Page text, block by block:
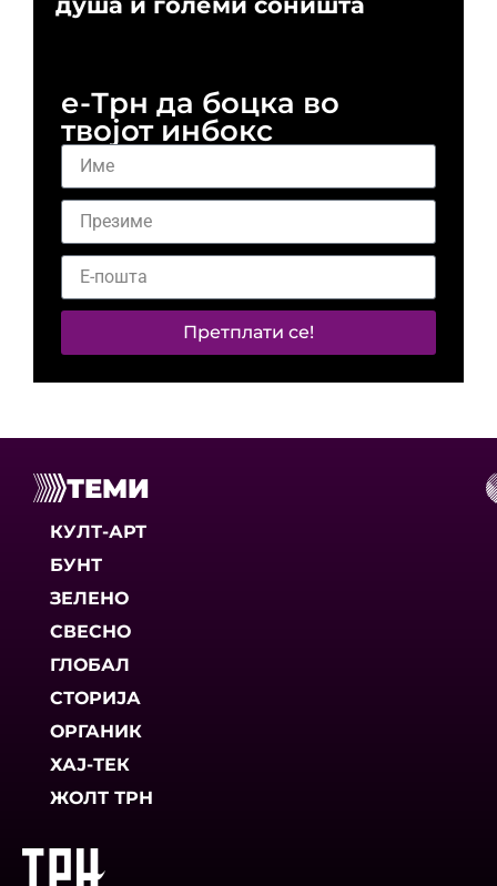
е-Трн да боцка во
твојот инбокс
Претплати се!
ТЕМИ
КУЛТ-АРТ
БУНТ
ЗЕЛЕНО
СВЕСНО
ГЛОБАЛ
СТОРИЈА
ОРГАНИК
ХАЈ-ТЕК
ЖОЛТ ТРН